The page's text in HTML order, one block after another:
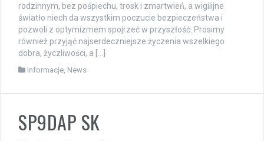
rodzinnym, bez pośpiechu, trosk i zmartwień, a wigilijne
światło niech da wszystkim poczucie bezpieczeństwa i
pozwoli z optymizmem spojrzeć w przyszłość. Prosimy
również przyjąć najserdeczniejsze życzenia wszelkiego
dobra, życzliwości, a […]
Informacje, News
SP9DAP SK